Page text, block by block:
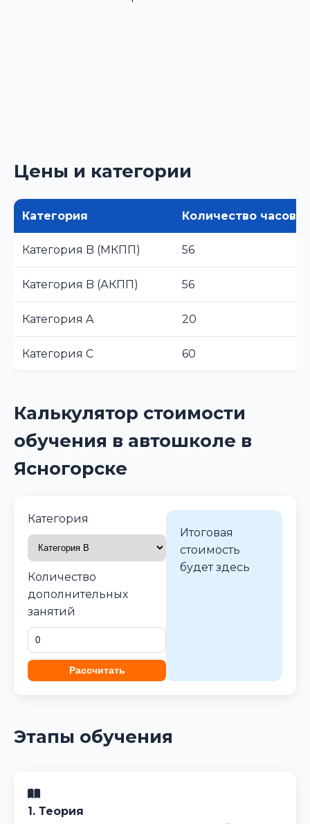
Цены и категории
Категория Количество часов
Категория B (МКПП) 56
Категория B (АКПП) 56
Категория A 20
Категория C 60
Калькулятор стоимости
обучения в автошколе в
Ясногорске
Категория
Количество
дополнительных
занятий
Рассчитать
Итоговая
стоимость
будет здесь
Этапы обучения
1. Теория